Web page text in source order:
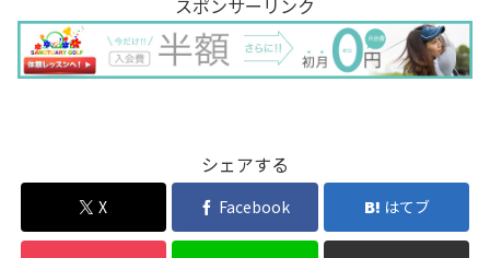
スポンサーリンク
シェアする
X Facebook はてブ